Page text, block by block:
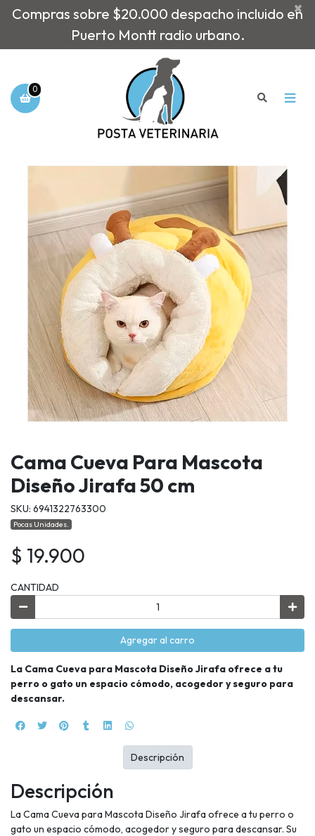
Compras sobre $20.000 despacho incluido en
Puerto Montt radio urbano.
×
0
Cama Cueva Para Mascota
Diseño Jirafa 50 cm
SKU: 6941322763300
Pocas Unidades.
$ 19.900
CANTIDAD
Agregar al carro
La Cama Cueva para Mascota Diseño Jirafa ofrece a tu
perro o gato un espacio cómodo, acogedor y seguro para
descansar.
Descripción
La Cama Cueva para Mascota Diseño Jirafa ofrece a tu perro o
gato un espacio cómodo, acogedor y seguro para descansar. Su
Descripción